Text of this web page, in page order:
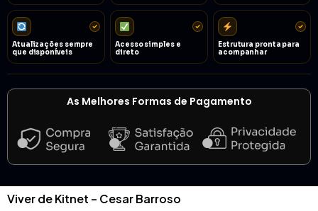
Atualizações sempre
que disponíveis
Acesso simples e
direto
Estrutura pronta para
acompanhar
As Melhores Formas de Pagamento
Viver de Kitnet – Cesar Barroso